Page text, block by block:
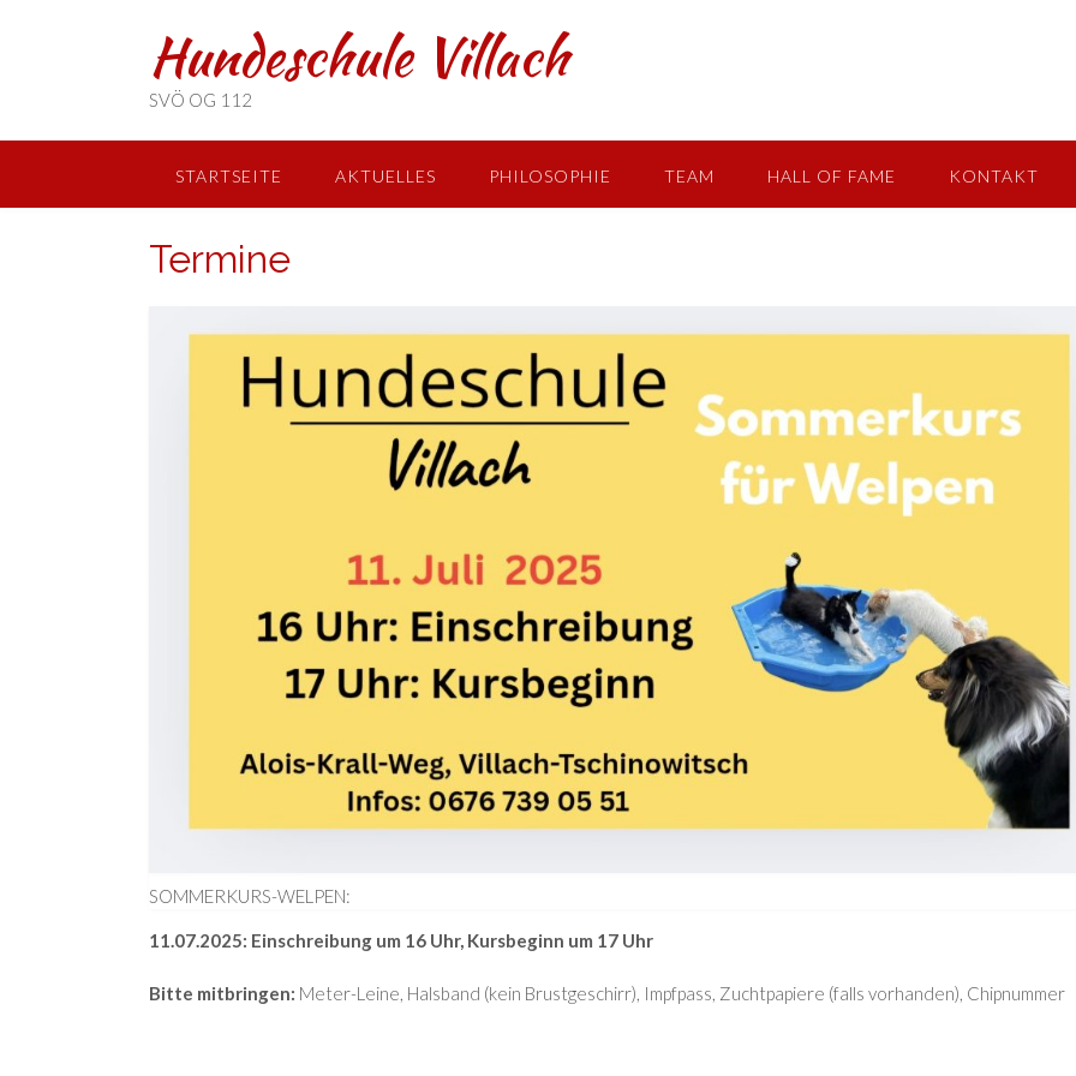
Hundeschule Villach
SVÖ OG 112
STARTSEITE AKTUELLES PHILOSOPHIE TEAM HALL OF FAME KONTAKT
ANFÄNGER-TRAINING
Termine
SOMMERKURS-WELPEN:
11.07.2025: Einschreibung um 16 Uhr, Kursbeginn um 17 Uhr
Bitte mitbringen: Meter-Leine, Halsband (kein Brustgeschirr), Impfpass, Zuchtpapiere (falls vorhanden), Chipnummer